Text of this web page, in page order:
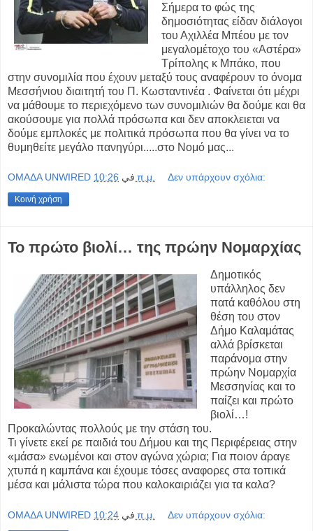
Σήμερα το φώς της
δημοσιότητας είδαν διάλογοι
του Αχιλλέα Μπέου με τον
μεγαλομέτοχο του «Αστέρα»
Τρίπολης κ Μπάκο, που
στην συνομιλία που έχουν μεταξύ τους αναφέρουν το όνομα
Μεσσήνιου διαιτητή του Π. Κωσταντινέα . Φαίνεται ότι μέχρι
να μάθουμε το περιεχόμενο των συνομιλιών θα δούμε και θα
ακούσουμε για πολλά πρόσωπα και δεν αποκλειεται να
δούμε εμπλοκές με πολιτικά πρόσωπα που θα γίνει να το
θυμηθείτε μεγάλο πανηγύρι.....στο Νομό μας...
OMAΔΑ UNWIRED في 10:26 π.μ. Δεν υπάρχουν σχόλια:
Κοινή χρήση
Το πρώτο βιολί… της πρώην Νομαρχίας
Δημοτικός
υπάλληλος δεν
πατά καθόλου στη
θέση του στον
Δήμο Καλαμάτας
αλλά βρίσκεται
παράνομα στην
πρώην Νομαρχία
Μεσσηνίας και το
παίζει και πρώτο
βιολί…!
Προκαλώντας πολλούς με την στάση του.
Τι γίνετε εκεί ρε παιδιά του Δήμου και της Περιφέρειας στην
«μάσα» ενωμένοι και στον αγώνα χώρια; Για ποιον άραγε
χτυπά η καμπάνα και έχουμε τόσες αναφορες στα τοπικά
μέσα και μάλιστα τώρα που καλοκαιριάζει για τα καλα?
OMAΔΑ UNWIRED في 10:24 π.μ. Δεν υπάρχουν σχόλια: